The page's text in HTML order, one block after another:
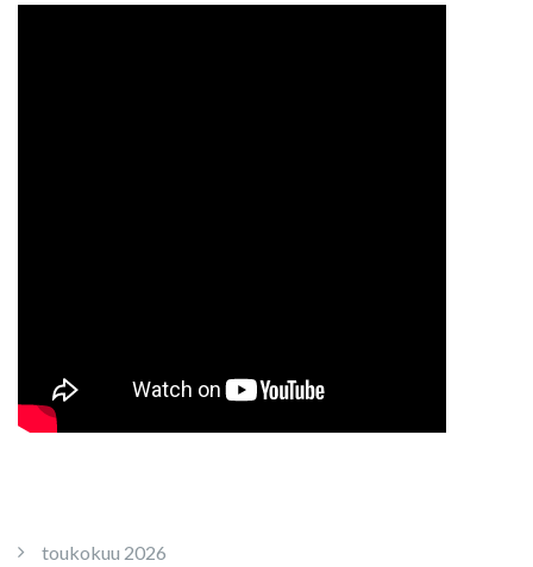
toukokuu 2026